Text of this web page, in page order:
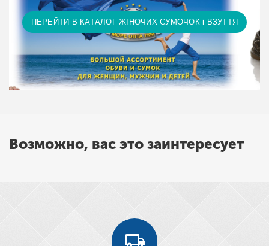
ПЕРЕЙТИ В КАТАЛОГ ЖІНОЧИХ СУМОЧОК і ВЗУТТЯ
Возможно, вас это заинтересует